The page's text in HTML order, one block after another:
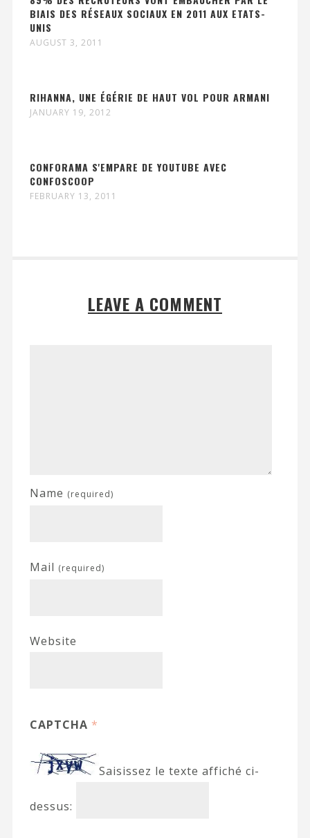
BIAIS DES RÉSEAUX SOCIAUX EN 2011 AUX ETATS-
UNIS
AUGUST 3, 2011
RIHANNA, UNE ÉGÉRIE DE HAUT VOL POUR ARMANI
JANUARY 19, 2012
CONFORAMA S'EMPARE DE YOUTUBE AVEC
CONFOSCOOP
FEBRUARY 13, 2011
LEAVE A COMMENT
Name (required)
Mail (required)
Website
CAPTCHA *
Saisissez le texte affiché ci-
dessus: